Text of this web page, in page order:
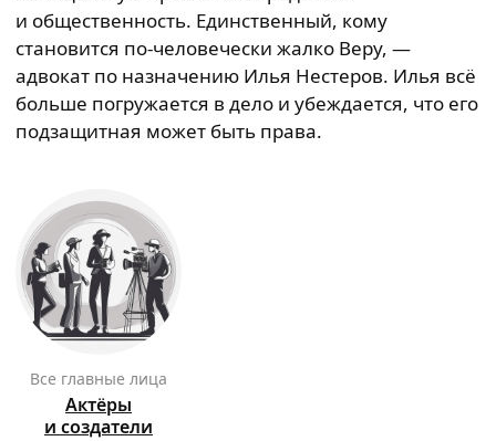
и общественность. Единственный, кому
становится по-человечески жалко Веру, —
адвокат по назначению Илья Нестеров. Илья всё
больше погружается в дело и убеждается, что его
подзащитная может быть права.
Все главные лица
Актёры
и создатели